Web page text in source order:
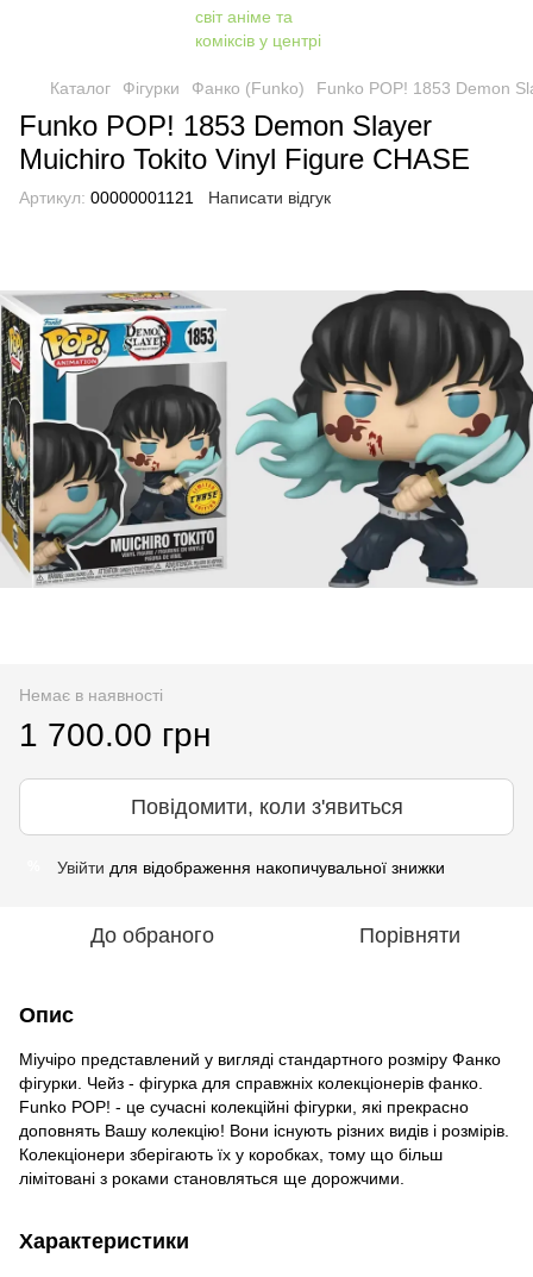
Каталог Фігурки Фанко (Funko) Funko POP! 1853 Demon
Funko POP! 1853 Demon Slayer
Muichiro Tokito Vinyl Figure CHASE
Артикул: 00000001121 Написати відгук
Немає в наявності
1 700.00 грн
Повідомити, коли з'явиться
Увійти для відображення накопичувальної знижки
До обраного Порівняти
Опис
Міучіро представлений у вигляді стандартного розміру Фанко
фігурки. Чейз - фігурка для справжніх колекціонерів фанко.
Funko POP! - це сучасні колекційні фігурки, які прекрасно
доповнять Вашу колекцію! Вони існують різних видів і розмірів.
Колекціонери зберігають їх у коробках, тому що більш
лімітовані з роками становляться ще дорожчими.
Характеристики